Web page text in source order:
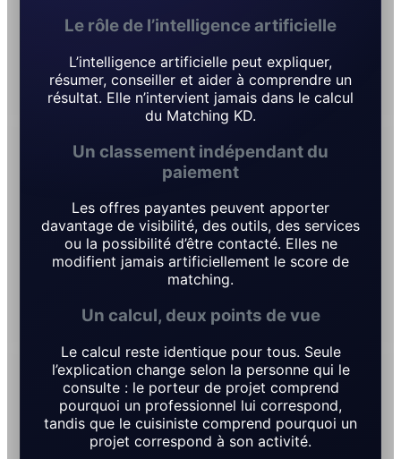
Le rôle de l’intelligence artificielle
L’intelligence artificielle peut expliquer,
résumer, conseiller et aider à comprendre un
résultat. Elle n’intervient jamais dans le calcul
du Matching KD.
Un classement indépendant du
paiement
Les offres payantes peuvent apporter
davantage de visibilité, des outils, des services
ou la possibilité d’être contacté. Elles ne
modifient jamais artificiellement le score de
matching.
Un calcul, deux points de vue
Le calcul reste identique pour tous. Seule
l’explication change selon la personne qui le
consulte : le porteur de projet comprend
pourquoi un professionnel lui correspond,
tandis que le cuisiniste comprend pourquoi un
projet correspond à son activité.